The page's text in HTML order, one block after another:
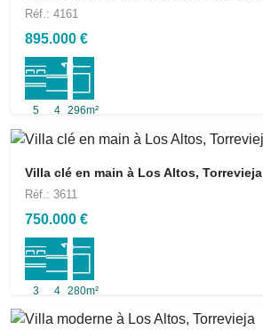
Réf.: 4161
895.000 €
5 4 296m²
Villa clé en main à Los Altos, Torrevieja
Réf.: 3611
750.000 €
3 4 280m²